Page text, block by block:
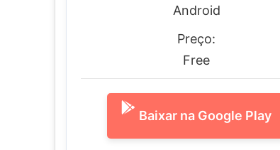
Android
Preço:
Free
Baixar na Google Play